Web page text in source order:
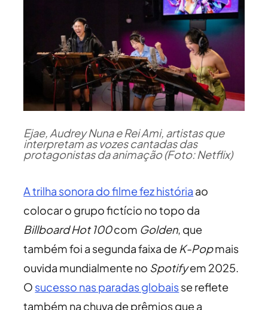
Ejae, Audrey Nuna e Rei Ami, artistas que
interpretam as vozes cantadas das
protagonistas da animação (Foto: Netflix)
A trilha sonora do filme fez história ao
colocar o grupo fictício no topo da
Billboard Hot 100com Golden, que
também foi a segunda faixa de K-Popmais
ouvida mundialmente no Spotifyem 2025.
O sucesso nas paradas globaisse reflete
também na chuva de prêmios que a